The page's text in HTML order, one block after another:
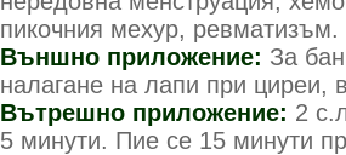
пикочния мехур, ревматизъм.
Външно приложение: За
налагане на лапи при
Вътрешно приложение: 2
5 минути. Пие се 15 минути